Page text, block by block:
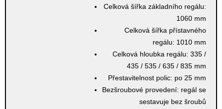
Celková šířka základního regálu:
1060 mm
Celková šířka přístavného
regálu: 1010 mm
Celková hloubka regálu:335 /
435 / 535 / 635 / 835 mm
Přestavitelnost polic: po 25 mm
Bezšroubové provedení: regál se
sestavuje bez šroubů